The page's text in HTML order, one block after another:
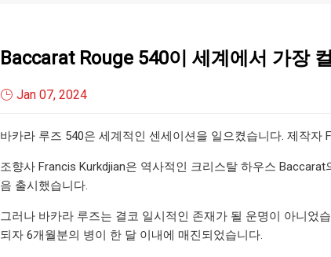
Baccarat Rouge 540이 세계에서 가장
Jan 07, 2024
바카라 루즈 540은 세계적인 센세이션을 일으켰습니다. 제작자
조향사 Francis Kurkdjian은 역사적인 크리스탈 하우스
음 출시했습니다.
그러나 바카라 루즈는 결코 일시적인 존재가 될 운명이 아니었
되자 6개월분의 병이 한 달 이내에 매진되었습니다.